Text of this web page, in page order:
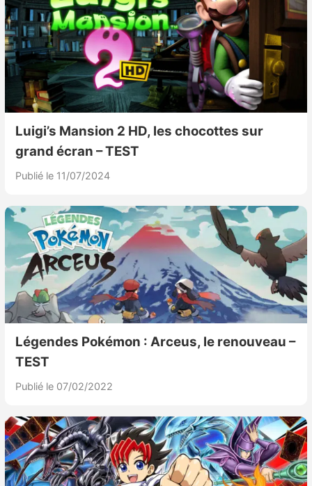
Luigi’s Mansion 2 HD, les chocottes sur
grand écran – TEST
Publié le 11/07/2024
Légendes Pokémon : Arceus, le renouveau –
TEST
Publié le 07/02/2022